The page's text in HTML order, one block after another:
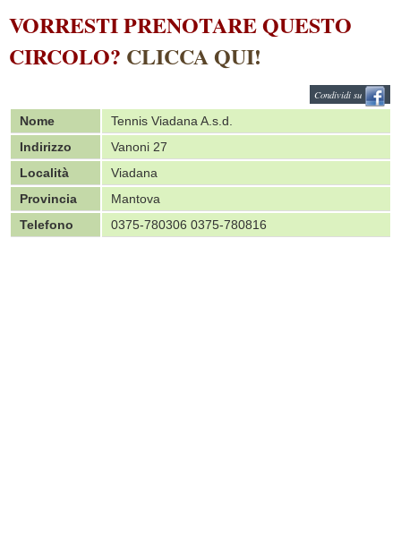
VORRESTI PRENOTARE QUESTO
CIRCOLO? CLICCA QUI!
Condividi su
Nome
Tennis Viadana A.s.d.
Indirizzo
Vanoni 27
Località
Viadana
Provincia
Mantova
Telefono
0375-780306 0375-780816